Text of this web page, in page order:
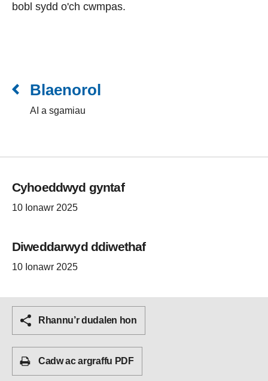
bobl sydd o'ch cwmpas.
Blaenorol
AI a sgamiau
Cyhoeddwyd gyntaf
10 Ionawr 2025
Diweddarwyd ddiwethaf
10 Ionawr 2025
Rhannu’r dudalen hon
Cadw ac argraffu PDF